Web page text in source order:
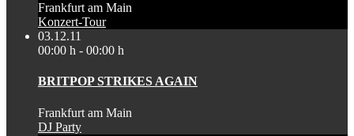
Frankfurt am Main
Konzert-Tour
03.12.11
00:00 h - 00:00 h
BRITPOP STRIKES AGAIN
Frankfurt am Main
DJ Party